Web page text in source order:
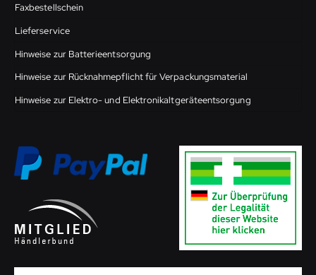
Faxbestellschein
Lieferservice
Hinweise zur Batterieentsorgung
Hinweise zur Rücknahmepflicht für Verpackungsmaterial
Hinweise zur Elektro- und Elektronikaltgeräteentsorgung